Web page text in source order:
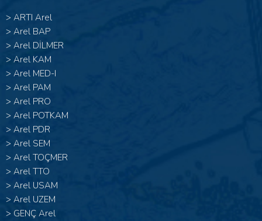
> ARTI Arel
> Arel BAP
> Arel DİLMER
> Arel KAM
> Arel MED-I
> Arel PAM
> Arel PRO
> Arel POTKAM
> Arel PDR
> Arel SEM
> Arel TOÇMER
> Arel TTO
> Arel USAM
> Arel UZEM
> GENÇ Arel